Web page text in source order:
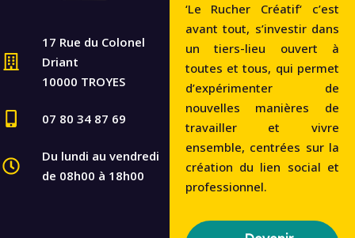
17 Rue du Colonel
Driant
10000 TROYES
07 80 34 87 69
Du lundi au vendredi
de 08h00 à 18h00
‘Le Rucher Créatif‘ c’est
avant tout, s’investir dans
un tiers-lieu ouvert à
toutes et tous, qui permet
d’expérimenter de
nouvelles manières de
travailler et vivre
ensemble, centrées sur la
création du lien social et
professionnel.